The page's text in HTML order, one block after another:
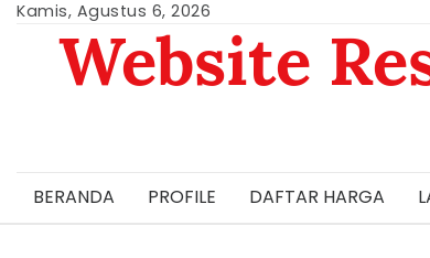
Skip
content
Kamis, Agustus 6, 2026
Website
BERANDA PROFILE DAFTAR HARGA